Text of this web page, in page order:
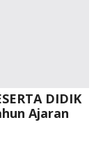
DIDIK
Ajaran